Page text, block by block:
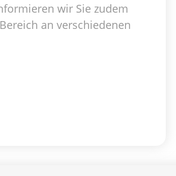
wir Sie zudem
an verschiedenen